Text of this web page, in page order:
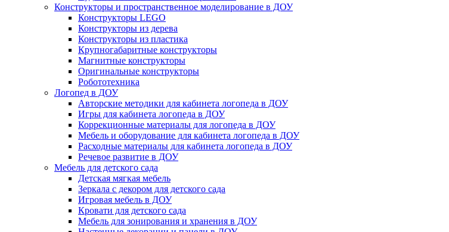
Конструкторы и пространственное моделирование в ДОУ
Конструкторы LEGO
Конструкторы из дерева
Конструкторы из пластика
Крупногабаритные конструкторы
Магнитные конструкторы
Оригинальные конструкторы
Робототехника
Логопед в ДОУ
Авторские методики для кабинета логопеда в ДОУ
Игры для кабинета логопеда в ДОУ
Коррекционные материалы для логопеда в ДОУ
Мебель и оборудование для кабинета логопеда в ДОУ
Расходные материалы для кабинета логопеда в ДОУ
Речевое развитие в ДОУ
Мебель для детского сада
Детская мягкая мебель
Зеркала с декором для детского сада
Игровая мебель в ДОУ
Кровати для детского сада
Мебель для зонирования и хранения в ДОУ